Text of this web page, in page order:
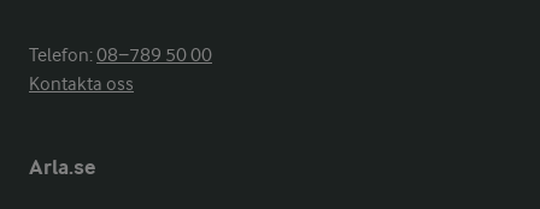
Telefon:08−789 50 00
Kontakta oss
Arla.se